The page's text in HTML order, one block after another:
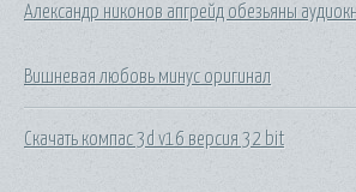
Александр никонов апгрейд обезьяны
Вишневая любовь минус оригинал
Скачать компас 3d v16 версия 32 bit